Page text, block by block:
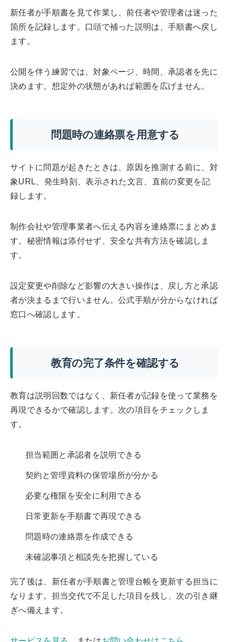
新任者が手順書を見て作業し、前任者や管理者は迷った
箇所を記録します。口頭で補った説明は、手順書へ戻し
ます。
公開を伴う練習では、対象ページ、時間、承認者を先に
決めます。想定外の状態があれば範囲を広げません。
問題時の連絡票を用意する
サイトに問題が起きたときは、原因を推測する前に、対
象URL、発生時刻、表示された文言、直前の変更を記
録します。
制作会社や管理事業者へ伝える内容を連絡票にまとめま
す。秘密情報は添付せず、安全な共有方法を確認しま
す。
設定変更や削除など影響の大きい操作は、戻し方と承認
者が決まるまで行いません。公式手順が分からなければ
窓口へ確認します。
教育の完了条件を確認する
教育は説明回数ではなく、新任者が記録を使って業務を
再現できるかで確認します。次の項目をチェックしま
す。
担当範囲と承認者を説明できる
契約と管理資料の保管場所が分かる
必要な権限を安全に利用できる
日常更新を手順書で再現できる
問題時の連絡票を作成できる
未確認事項と相談先を把握している
完了後は、新任者が手順書と管理台帳を更新する担当に
なります。担当交代で不足した項目を残し、次の引き継
ぎへ備えます。